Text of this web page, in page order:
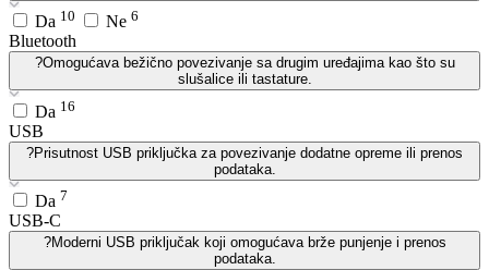
Da 10 Ne 6
Bluetooth
?Omogućava bežično povezivanje sa drugim uređajima kao što su
slušalice ili tastature.
Da 16
USB
?Prisutnost USB priključka za povezivanje dodatne opreme ili prenos
podataka.
Da 7
USB-C
?Moderni USB priključak koji omogućava brže punjenje i prenos
podataka.